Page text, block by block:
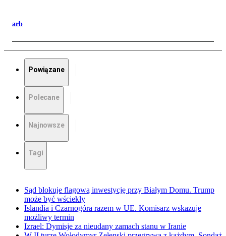
arb
Powiązane
Polecane
Najnowsze
Tagi
Sąd blokuje flagową inwestycję przy Białym Domu. Trump
może być wściekły
Islandia i Czarnogóra razem w UE. Komisarz wskazuje
możliwy termin
Izrael: Dymisje za nieudany zamach stanu w Iranie